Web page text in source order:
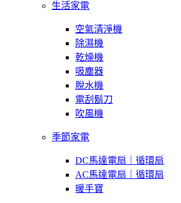
生活家電
空氣清淨機
除濕機
乾燥機
吸塵器
脫水機
電刮鬍刀
吹風機
季節家電
DC馬達電扇｜循環扇
AC馬達電扇｜循環扇
暖手寶